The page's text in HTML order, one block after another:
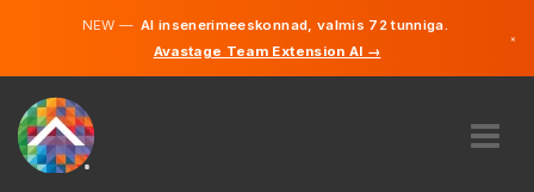
NEW —AI insenerimeeskonnad, valmis 72 tunniga.
Avastage Team Extension AI →
×